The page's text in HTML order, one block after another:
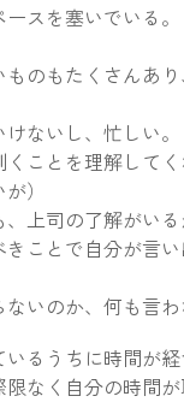
スを塞いでいる。
のもたくさんあ
ないし、忙しい。
ことを理解してく
）
上司の了解がいる
きことで自分が言
いのか、何も言わ
るうちに時間が経
なく自分の時間が